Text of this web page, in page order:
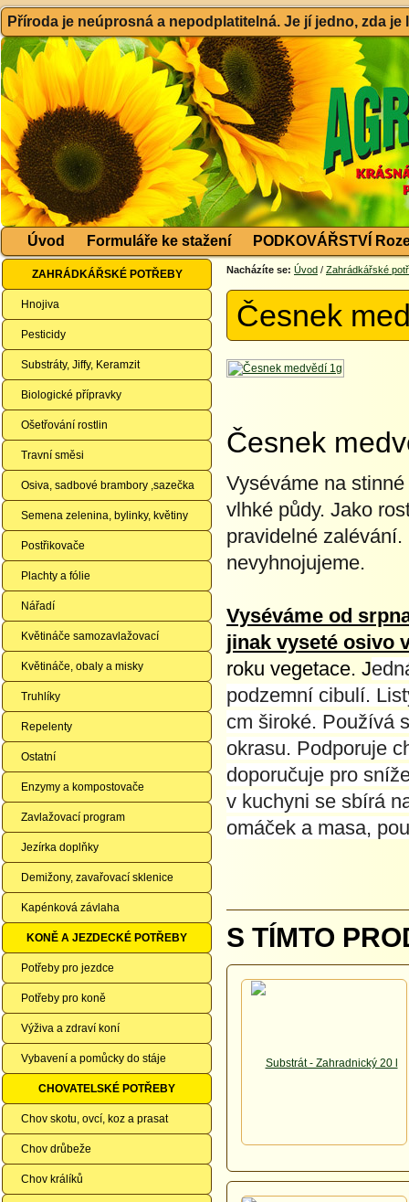
Příroda je neúprosná a nepodplatitelná. Je jí jedno, zda
Úvod Formuláře ke stažení PODKOVÁŘSTVÍ
ZAHRÁDKÁŘSKÉ POTŘEBY
Hnojiva
Pesticidy
Substráty, Jiffy, Keramzit
Biologické přípravky
Ošetřování rostlin
Travní směsi
Osiva, sadbové brambory ,sazečka
Semena zelenina, bylinky, květiny
Postřikovače
Plachty a fólie
Nářadí
Květináče samozavlažovací
Květináče, obaly a misky
Truhlíky
Repelenty
Ostatní
Enzymy a kompostovače
Zavlažovací program
Jezírka doplňky
Demižony, zavařovací sklenice
Kapénková závlaha
KONĚ A JEZDECKÉ POTŘEBY
Potřeby pro jezdce
Potřeby pro koně
Výživa a zdraví koní
Vybavení a pomůcky do stáje
CHOVATELSKÉ POTŘEBY
Chov skotu, ovcí, koz a prasat
Chov drůbeže
Chov králíků
Nacházíte se: Úvod / Zahrádkářské
Česnek
Česnek
Vyséváme na
vlhké půdy. Jako
pravidelné
nevyhnojujeme.
Vyséváme od
jinak vyseté osivo
roku vegetace. J
podzemní cibulí.
cm široké. Používá
okrasu. Podporuje
doporučuje pro
v kuchyni se sbírá
omáček a masa,
S TÍMTO